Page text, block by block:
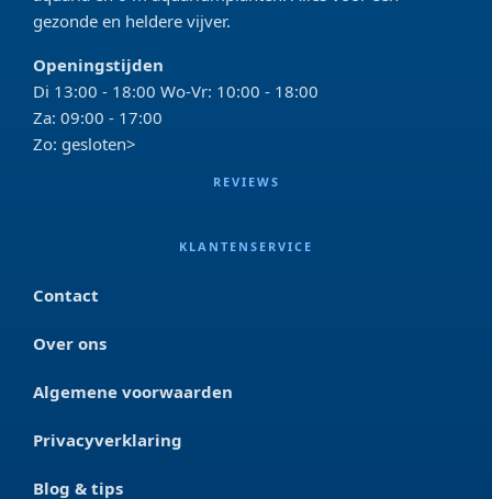
gezonde en heldere vijver.
Openingstijden
Di 13:00 - 18:00 Wo-Vr: 10:00 - 18:00
Za: 09:00 - 17:00
Zo: gesloten>
REVIEWS
KLANTENSERVICE
Contact
Over ons
Algemene voorwaarden
Privacyverklaring
Blog & tips